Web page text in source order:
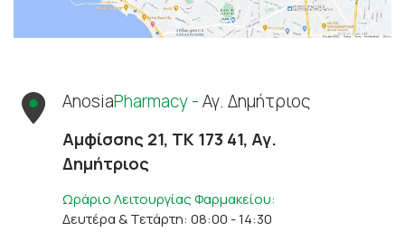
AnosiaPharmacy -Αγ. Δημήτριος
Αμφίσσης 21, ΤΚ 173 41, Αγ.
Δημήτριος
Ωράριο Λειτουργίας Φαρμακείου:
Δευτέρα & Τετάρτη: 08:00 - 14:30